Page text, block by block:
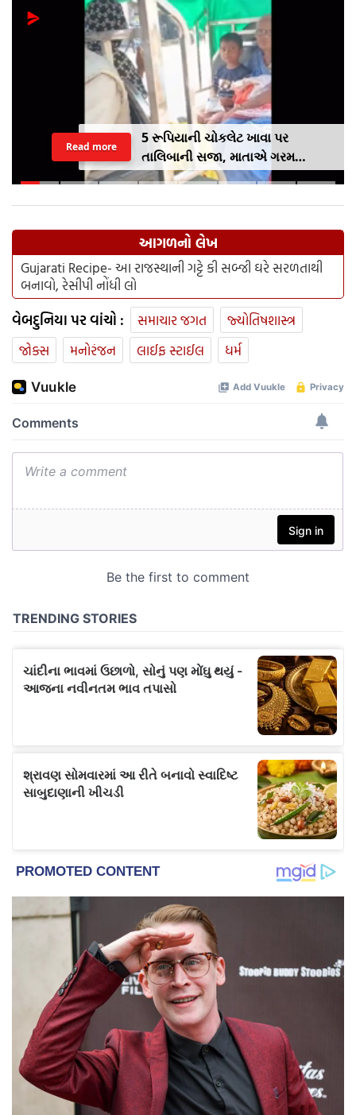
5 રૂપિયાની ચોકલેટ ખાવા પર
તાલિબાની સજા, માતાએ ગરમ
ચપ્પુથી પુત્રના પગમાં આપ્યો ડામ,
Read more
આગળનો લેખ
Gujarati Recipe- આ રાજસ્થાની ગટ્ટે કી સબ્જી ઘરે સરળતાથી
બનાવો, રેસીપી નોંધી લો
વેબદુનિયા પર વાંચો : સમાચાર જગત
જ્યોતિષશાસ્ત્ર
જોક્સ
મનોરંજન લાઈફ સ્ટાઈલ ધર્મ